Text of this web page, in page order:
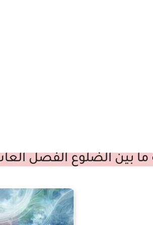
بين الضلوع الفصل العاشر 10 بقلم